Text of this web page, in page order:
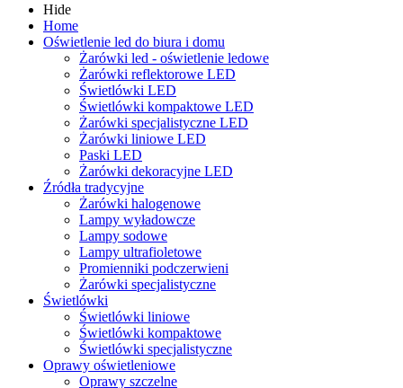
Hide
Home
Oświetlenie led do biura i domu
Żarówki led - oświetlenie ledowe
Żarówki reflektorowe LED
Świetlówki LED
Świetlówki kompaktowe LED
Żarówki specjalistyczne LED
Żarówki liniowe LED
Paski LED
Żarówki dekoracyjne LED
Źródła tradycyjne
Żarówki halogenowe
Lampy wyładowcze
Lampy sodowe
Lampy ultrafioletowe
Promienniki podczerwieni
Żarówki specjalistyczne
Świetlówki
Świetlówki liniowe
Świetlówki kompaktowe
Świetlówki specjalistyczne
Oprawy oświetleniowe
Oprawy szczelne